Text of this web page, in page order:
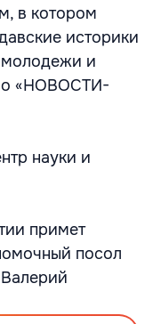
в котором
историки
молодежи и
«НОВОСТИ-
науки и
примет
посол